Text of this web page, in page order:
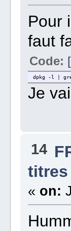
Pour
faut
Code:
dpkg -l |
Je
14
titres
« on: